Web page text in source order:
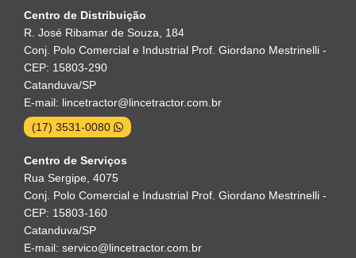
Centro de Distribuição
R. José Ribamar de Souza, 184
Conj. Polo Comercial e Industrial Prof. Giordano Mestrinelli -
CEP: 15803-290
Catanduva/SP
E-mail: lincetractor@lincetractor.com.br
(17) 3531-0080
Centro de Serviços
Rua Sergipe, 4075
Conj. Polo Comercial e Industrial Prof. Giordano Mestrinelli -
CEP: 15803-160
Catanduva/SP
E-mail: servico@lincetractor.com.br